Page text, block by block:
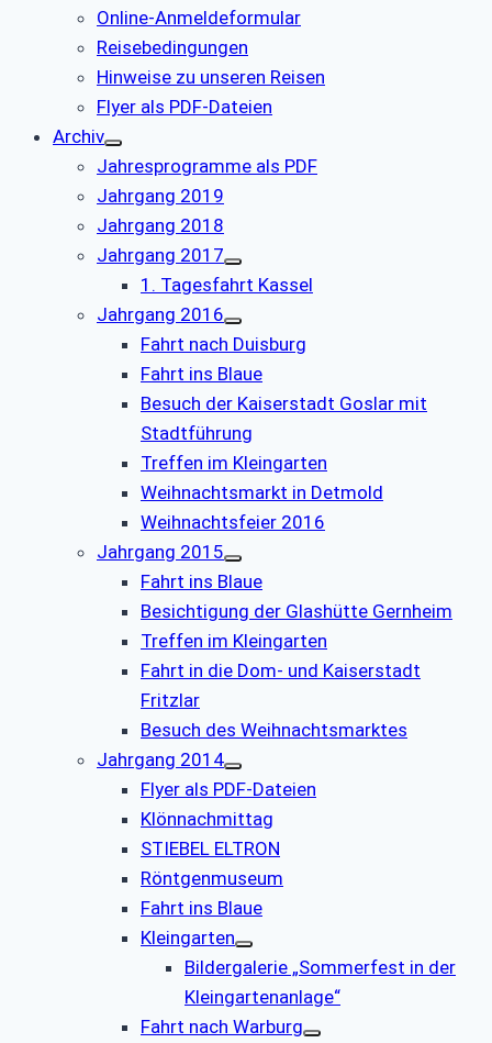
Online-Anmeldeformular
Reisebedingungen
Hinweise zu unseren Reisen
Flyer als PDF-Dateien
Archiv
Jahresprogramme als PDF
Jahrgang 2019
Jahrgang 2018
Jahrgang 2017
1. Tagesfahrt Kassel
Jahrgang 2016
Fahrt nach Duisburg
Fahrt ins Blaue
Besuch der Kaiserstadt Goslar mit
Stadtführung
Treffen im Kleingarten
Weihnachtsmarkt in Detmold
Weihnachtsfeier 2016
Jahrgang 2015
Fahrt ins Blaue
Besichtigung der Glashütte Gernheim
Treffen im Kleingarten
Fahrt in die Dom- und Kaiserstadt
Fritzlar
Besuch des Weihnachtsmarktes
Jahrgang 2014
Flyer als PDF-Dateien
Klönnachmittag
STIEBEL ELTRON
Röntgenmuseum
Fahrt ins Blaue
Kleingarten
Bildergalerie „Sommerfest in der
Kleingartenanlage“
Fahrt nach Warburg